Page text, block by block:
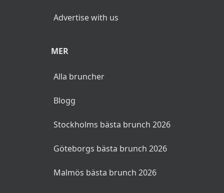
Advertise with us
MER
Alla bruncher
Blogg
Stockholms bästa brunch 2026
Göteborgs bästa brunch 2026
Malmös bästa brunch 2026